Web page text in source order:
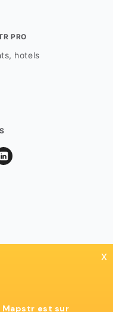
PRO
hotels
x
Mapstr est sur